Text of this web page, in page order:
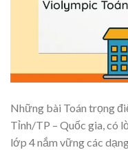
Những bài Toán trọng
Tỉnh/TP – Quốc gia, có
lớp 4 nắm vững các